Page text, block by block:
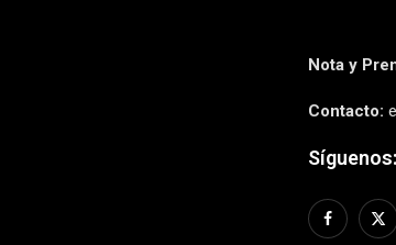
Nota y
Contacto:
Síguenos: